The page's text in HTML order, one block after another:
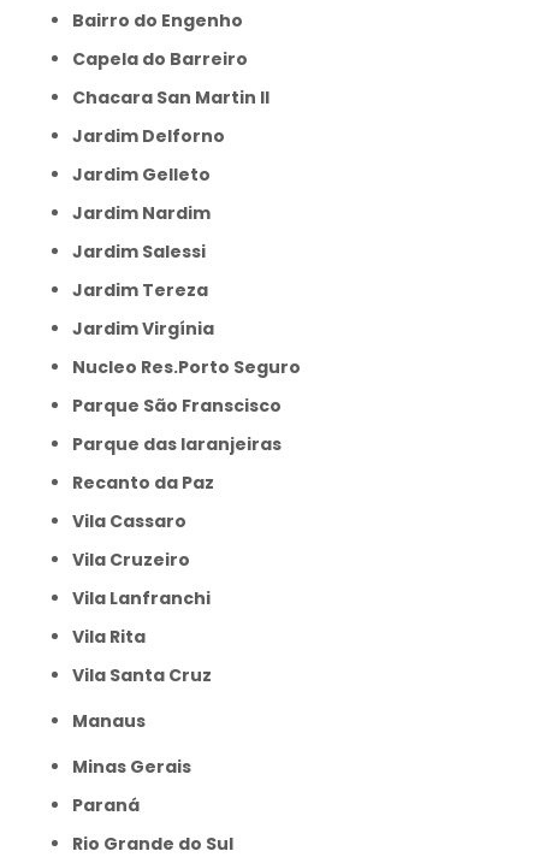
Bairro do Engenho
Capela do Barreiro
Chacara San Martin II
Jardim Delforno
Jardim Gelleto
Jardim Nardim
Jardim Salessi
Jardim Tereza
Jardim Virgínia
Nucleo Res.Porto Seguro
Parque São Franscisco
Parque das laranjeiras
Recanto da Paz
Vila Cassaro
Vila Cruzeiro
Vila Lanfranchi
Vila Rita
Vila Santa Cruz
Manaus
Minas Gerais
Paraná
Rio Grande do Sul